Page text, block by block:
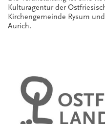
Kulturagentur der
Kirchengemeinde Rysum
Aurich.